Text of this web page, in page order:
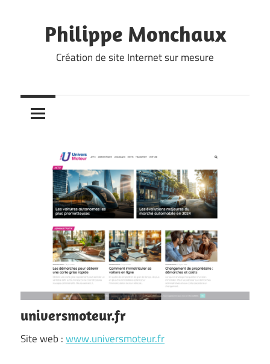
contentPhilippe Monchaux
Création de site Internet sur mesure
universmoteur.fr
Site web :www.universmoteur.fr